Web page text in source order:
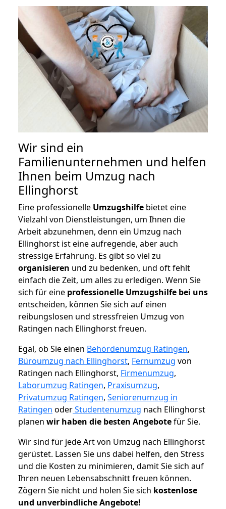
Wir sind ein
Familienunternehmen und helfen
Ihnen beim Umzug nach
Ellinghorst
Eine professionelle Umzugshilfe bietet eine
Vielzahl von Dienstleistungen, um Ihnen die
Arbeit abzunehmen, denn ein Umzug nach
Ellinghorst ist eine aufregende, aber auch
stressige Erfahrung. Es gibt so viel zu
organisieren und zu bedenken, und oft fehlt
einfach die Zeit, um alles zu erledigen. Wenn Sie
sich für eine professionelle Umzugshilfe bei uns
entscheiden, können Sie sich auf einen
reibungslosen und stressfreien Umzug von
Ratingen nach Ellinghorst freuen.
Egal, ob Sie einen Behördenumzug Ratingen,
Büroumzug nach Ellinghorst, Fernumzug von
Ratingen nach Ellinghorst, Firmenumzug,
Laborumzug Ratingen, Praxisumzug,
Privatumzug Ratingen, Seniorenumzug in
Ratingen oderStudentenumzug nach Ellinghorst
planen wir haben die besten Angebotefür Sie.
Wir sind für jede Art von Umzug nach Ellinghorst
gerüstet. Lassen Sie uns dabei helfen, den Stress
und die Kosten zu minimieren, damit Sie sich auf
Ihren neuen Lebensabschnitt freuen können.
Zögern Sie nicht und holen Sie sich kostenlose
und unverbindliche Angebote!